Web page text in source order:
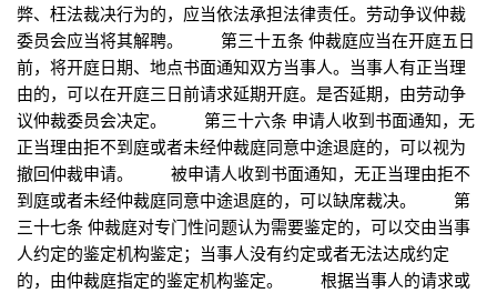
弊、枉法裁决行为的，应当依法承担法律责任。劳动争议仲裁
委员会应当将其解聘。 第三十五条 仲裁庭应当在开庭五日
前，将开庭日期、地点书面通知双方当事人。当事人有正当理
由的，可以在开庭三日前请求延期开庭。是否延期，由劳动争
议仲裁委员会决定。 第三十六条 申请人收到书面通知，无
正当理由拒不到庭或者未经仲裁庭同意中途退庭的，可以视为
撤回仲裁申请。 被申请人收到书面通知，无正当理由拒不
到庭或者未经仲裁庭同意中途退庭的，可以缺席裁决。 第
三十七条 仲裁庭对专门性问题认为需要鉴定的，可以交由当事
人约定的鉴定机构鉴定；当事人没有约定或者无法达成约定
的，由仲裁庭指定的鉴定机构鉴定。 根据当事人的请求或